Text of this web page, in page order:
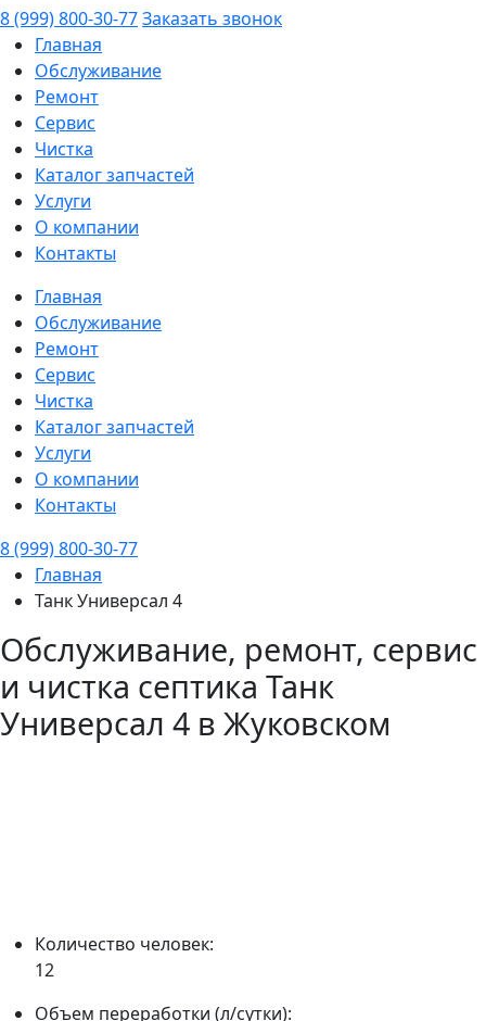
8 (999) 800-30-77Заказать звонок
Главная
Обслуживание
Ремонт
Сервис
Чистка
Каталог запчастей
Услуги
О компании
Контакты
Главная
Обслуживание
Ремонт
Сервис
Чистка
Каталог запчастей
Услуги
О компании
Контакты
8 (999) 800-30-77
Главная
Танк Универсал 4
Обслуживание, ремонт, сервис
и чистка септика Танк
Универсал 4 в Жуковском
Количество человек:
12
Объем переработки (л/сутки):